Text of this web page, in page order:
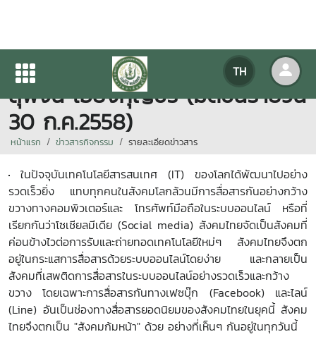
TH
ภาษาไทย ในอนาคตอันใกล้นี้ โดย
สุพจน์ เอี้ยงกุญชร (มติชนรายวัน
30 ก.ค.2558)
หน้าแรก ข่าวสารกิจกรรม รายละเอียดข่าวสาร
ในปัจจุบันเทคโนโลยีสารสนเทศ (IT) ของโลกได้พัฒนาไปอย่าง
รวดเร็วยิ่ง แทบทุกคนในสังคมโลกล้วนมีการสื่อสารกันอย่างกว้าง
ขวางทางคอมพิวเตอร์และ โทรศัพท์มือถือในระบบออนไลน์ หรือที่
เรียกกันว่าโซเชียลมีเดีย (Social media) สังคมไทยจัดเป็นสังคมที่
ค่อนข้างไวต่อการรับและถ่ายทอดเทคโนโลยีใหม่ๆ สังคมไทยจึงตก
อยู่ในกระแสการสื่อสารด้วยระบบออนไลน์โดยง่าย และกลายเป็น
สังคมที่เสพติดการสื่อสารในระบบออนไลน์อย่างรวดเร็วและกว้าง
ขวาง โดยเฉพาะการสื่อสารกันทางเฟซบุ๊ก (Facebook) และไลน์
(Line) อันเป็นช่องทางสื่อสารยอดนิยมของสังคมไทยในยุคนี้ สังคม
ไทยจึงตกเป็น "สังคมก้มหน้า" ด้วย อย่างที่เห็นๆ กันอยู่ในทุกวันนี้